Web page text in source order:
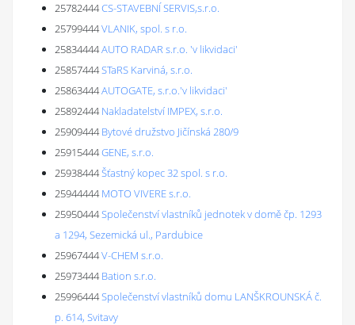
25782444CS-STAVEBNÍ SERVIS,s.r.o.
25799444VLANIK, spol. s r.o.
25834444AUTO RADAR s.r.o. 'v likvidaci'
25857444STaRS Karviná, s.r.o.
25863444AUTOGATE, s.r.o.'v likvidaci'
25892444 Nakladatelství IMPEX, s.r.o.
25909444 Bytové družstvo Jičínská 280/9
25915444GENE, s.r.o.
25938444Šťastný kopec 32 spol. s r.o.
25944444 MOTO VIVERE s.r.o.
25950444Společenství vlastníků jednotek v domě čp. 1293
a 1294, Sezemická ul., Pardubice
25967444V-CHEM s.r.o.
25973444 Bation s.r.o.
25996444Společenství vlastníků domu LANŠKROUNSKÁ č.
p. 614, Svitavy